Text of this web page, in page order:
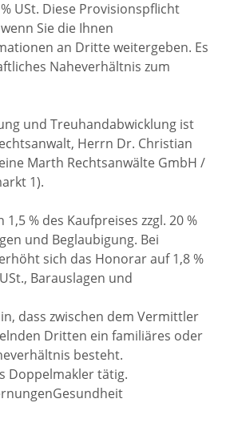
USt. Diese Provisionspflicht
Sie die Ihnen
an Dritte weitergeben. Es
Naheverhältnis zum
und Treuhandabwicklung ist
Herrn Dr. Christian
Marth Rechtsanwälte GmbH /
1).
% des Kaufpreises zzgl. 20 %
und Beglaubigung. Bei
sich das Honorar auf 1,8 %
Barauslagen und
dass zwischen dem Vermittler
Dritten ein familiäres oder
besteht.
Doppelmakler tätig.